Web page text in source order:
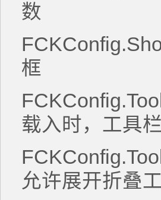
数
框
载入时，工具
允许展开折叠